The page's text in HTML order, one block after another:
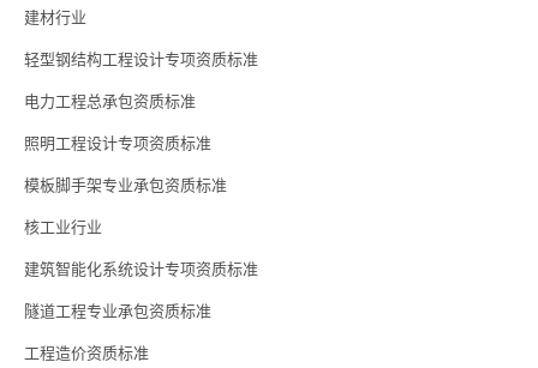
建材行业
轻型钢结构工程设计专项资质标准
电力工程总承包资质标准
照明工程设计专项资质标准
模板脚手架专业承包资质标准
核工业行业
建筑智能化系统设计专项资质标准
隧道工程专业承包资质标准
工程造价资质标准